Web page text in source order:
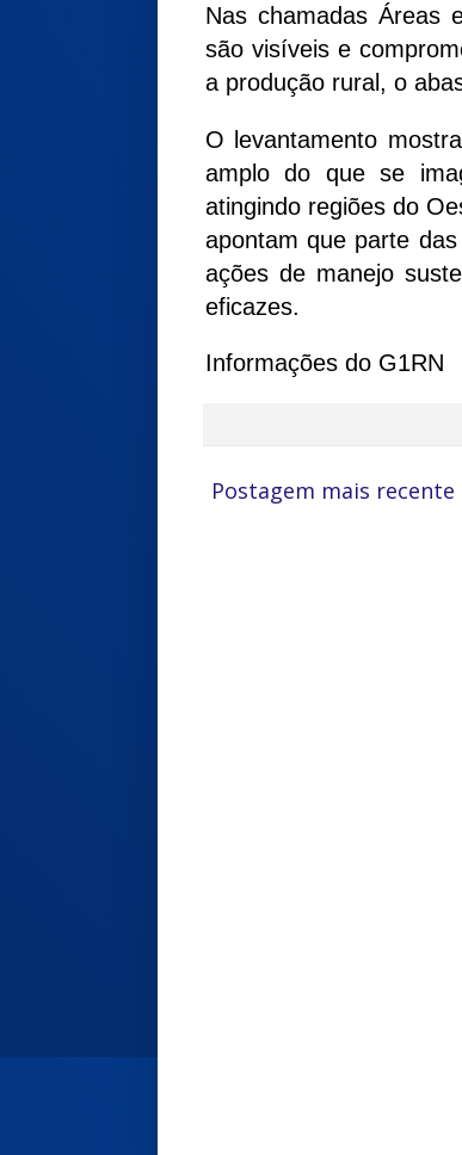
Nas chamadas Áreas
são visíveis e
a produção rural, o
O levantamento
amplo do que se
atingindo regiões do
apontam que parte
ações de manejo
eficazes.
Informações do G1RN
Postagem mais recente